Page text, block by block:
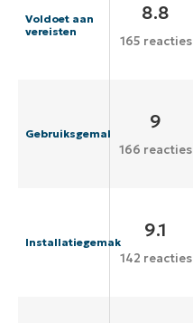
Voldoet aan
vereisten
8.8
165 reacties
Gebruiksgemak
9
166 reacties
Installatiegemak
9.1
142 reacties